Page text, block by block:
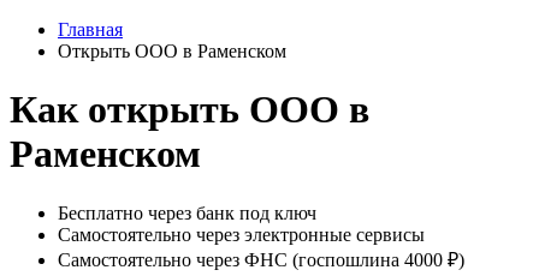
Главная
Открыть ООО в Раменском
Как открыть ООО в
Раменском
Бесплатно через банк под ключ
Самостоятельно через электронные сервисы
Самостоятельно через ФНС (госпошлина 4000 ₽)